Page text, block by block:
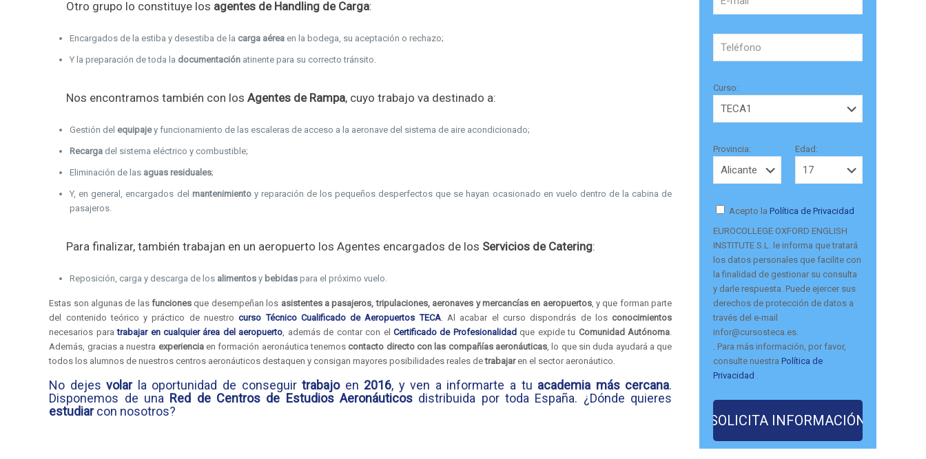
Otro grupo lo constituye los agentes de Handling de Carga:
Encargados de la estiba y desestiba de la carga aérea en la bodega, su aceptación o rechazo;
Y la preparación de toda la documentación atinente para su correcto tránsito.
Nos encontramos también con losAgentes de Rampa, cuyo trabajo va destinado a:
Gestión del equipajey funcionamiento de las escaleras de acceso a la aeronave del sistema de aire acondicionado;
Recarga del sistema eléctrico y combustible;
Eliminación de las aguas residuales;
Y, en general, encargados del mantenimientoy reparación de los pequeños desperfectos que se hayan ocasionado en vuelo dentro de la cabina de
pasajeros.
Para finalizar, también trabajan en un aeropuerto los Agentes encargados de los Servicios de Catering:
Reposición, carga y descarga de los alimentos y bebidas para el próximo vuelo.
Estas son algunas de lasfunciones que desempeñan los asistentes a pasajeros, tripulaciones, aeronaves y mercancías en aeropuertos, y que forman parte
del contenido teórico y práctico de nuestrocurso Técnico Cualificado de Aeropuertos TECA. Al acabar el curso dispondrás de los conocimientos
necesarios paratrabajar en cualquier área del aeropuerto, además de contar con elCertificado de Profesionalidadque expide tu Comunidad Autónoma.
Además, gracias a nuestra experienciaen formación aeronáutica tenemos contacto directo con las compañías aeronáuticas, lo que sin duda ayudará a que
todos los alumnos de nuestros centros aeronáuticos destaquen y consigan mayores posibilidades reales detrabajaren el sector aeronáutico.
No dejesvolarla oportunidad de conseguirtrabajoen 2016, y ven a informarte a tu academia más cercana.
Disponemos de una Red de Centros de Estudios Aeronáuticos distribuida por toda España. ¿Dónde quieres
estudiarcon nosotros?
Curso:
Provincia: Edad:
Acepto la Política de Privacidad
EUROCOLLEGE OXFORD ENGLISH
INSTITUTE S.L. le informa que tratará
los datos personales que facilite con
la finalidad de gestionar su consulta
y darle respuesta. Puede ejercer sus
derechos de protección de datos a
través del e-mail
infor@cursosteca.es.
. Para más información, por favor,
consulte nuestraPolítica de
Privacidad